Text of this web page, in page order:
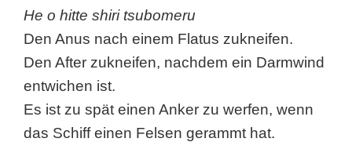
He o hitte shiri tsubomeru
Den Anus nach einem Flatus zukneifen.
Den After zukneifen, nachdem ein Darmwind
entwichen ist.
Es ist zu spät einen Anker zu werfen, wenn
das Schiff einen Felsen gerammt hat.